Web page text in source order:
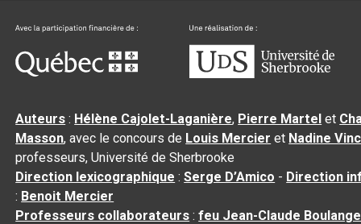
Auteurs : Hélène Cajolet-Laganière, Pierre Martel et
Masson, avec le concours de Louis Mercier et Nadine
professeurs, Université de Sherbrooke
Direction lexicographique :Serge D’Amico - Direction
: Benoit Mercier
Professeurs collaborateurs :feu Jean-Claude